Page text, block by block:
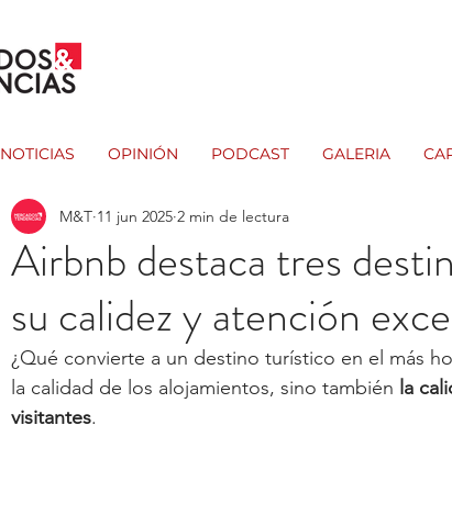
NOTICIAS OPINIÓN PODCAST GALERIA
Airbnb destaca tres
su calidez y atención
M&T 11 jun 2025 2 min de lectura
¿Qué convierte a un destino turístico en el más
la calidad de los alojamientos, sino también la
visitantes.